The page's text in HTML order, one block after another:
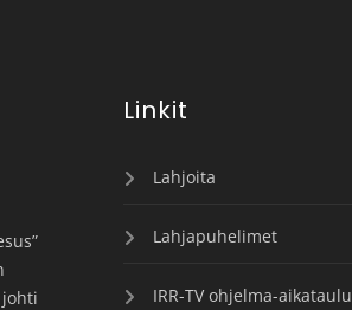
johti
Linkit
Lahjoita
Lahjapuhelimet
IRR-TV ohjelma-aikataulu